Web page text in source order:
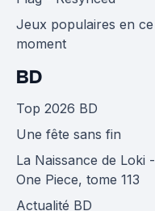
Jeux populaires en ce
moment
BD
Top 2026 BD
Une fête sans fin
La Naissance de Loki -
One Piece, tome 113
Actualité BD